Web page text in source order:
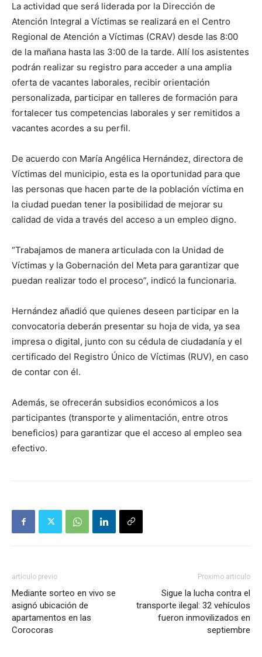
La actividad que será liderada por la Dirección de
Atención Integral a Víctimas se realizará en el Centro
Regional de Atención a Víctimas (CRAV) desde las 8:00
de la mañana hasta las 3:00 de la tarde. Allí los asistentes
podrán realizar su registro para acceder a una amplia
oferta de vacantes laborales, recibir orientación
personalizada, participar en talleres de formación para
fortalecer tus competencias laborales y ser remitidos a
vacantes acordes a su perfil.
De acuerdo con María Angélica Hernández, directora de
Víctimas del municipio, esta es la oportunidad para que
las personas que hacen parte de la población víctima en
la ciudad puedan tener la posibilidad de mejorar su
calidad de vida a través del acceso a un empleo digno.
“Trabajamos de manera articulada con la Unidad de
Víctimas y la Gobernación del Meta para garantizar que
puedan realizar todo el proceso”, indicó la funcionaria.
Hernández añadió que quienes deseen participar en la
convocatoria deberán presentar su hoja de vida, ya sea
impresa o digital, junto con su cédula de ciudadanía y el
certificado del Registro Único de Víctimas (RUV), en caso
de contar con él.
Además, se ofrecerán subsidios económicos a los
participantes (transporte y alimentación, entre otros
beneficios) para garantizar que el acceso al empleo sea
efectivo.
articulo previo
Mediante sorteo en vivo se
asignó ubicación de
apartamentos en las
Corocoras
Proximo articulo
Sigue la lucha contra el
transporte ilegal: 32 vehículos
fueron inmovilizados en
septiembre